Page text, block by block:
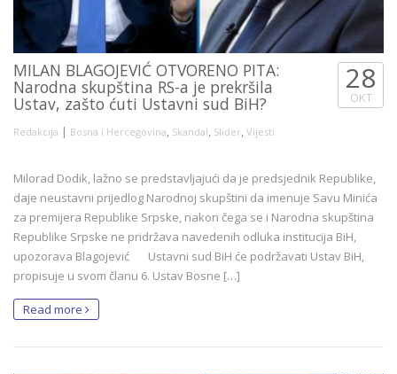
MILAN BLAGOJEVIĆ OTVORENO PITA:
Narodna skupština RS-a je prekršila
Ustav, zašto ćuti Ustavni sud BiH?
Redakcija | Bosna i Hercegovina, Skandal, Slider, Vijesti
28
OKT
Milorad Dodik, lažno se predstavljajući da je predsjednik Republike,
daje neustavni prijedlog Narodnoj skupštini da imenuje Savu Minića
za premijera Republike Srpske, nakon čega se i Narodna skupština
Republike Srpske ne pridržava navedenih odluka institucija BiH,
upozorava Blagojević Ustavni sud BiH će podržavati Ustav BiH,
propisuje u svom članu 6. Ustav Bosne […]
Read more